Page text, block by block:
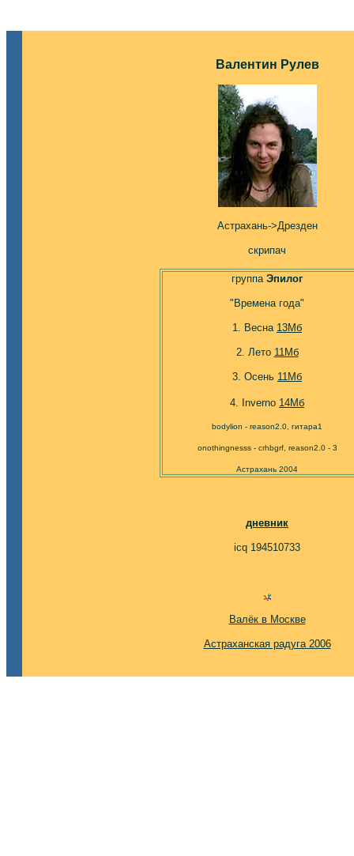
Валентин Рулев
Астрахань->Дрезден
скрипач
группа Эпилог
"Времена года"
1. Весна 13Мб
2. Лето 11Mб
3. Осень 11Мб
4. Inverno 14Мб
bodylion - reason2.0, гитара1
onothingnesss - crhbgrf, reason2.0 - 3
Астрахань 2004
дневник
icq 194510733
Валёк в Москве
Астраханская радуга 2006